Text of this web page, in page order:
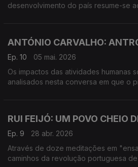
desenvolvimento do país resume-se
ANTÓNIO CARVALHO:
Ep. 10
05 mai. 2026
Os impactos das atividades humanas
analisados nesta conversa em que o
RUI FEIJÓ: UM POVO CHEIO
Ep. 9
28 abr. 2026
Através de doze meditações em
caminhos da revolução portuguesa